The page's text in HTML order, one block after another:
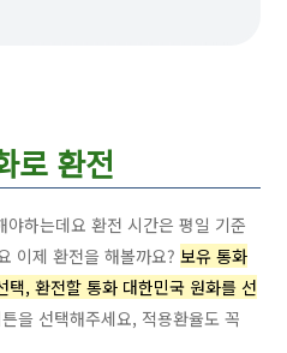
로 환전
하는데요 환전 시간은 평일 기준
이제 환전을 해볼까요?보유 통화
, 환전할 통화 대한민국 원화를 선
을 선택해주세요, 적용환율도 꼭